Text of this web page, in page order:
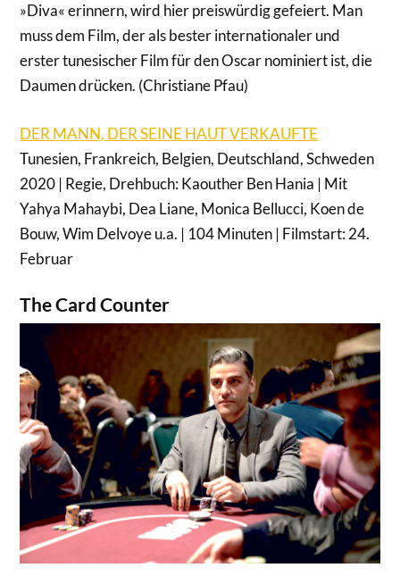
»Diva« erinnern, wird hier preiswürdig gefeiert. Man
muss dem Film, der als bester internationaler und
erster tunesischer Film für den Oscar nominiert ist, die
Daumen drücken. (Christiane Pfau)
DER MANN, DER SEINE HAUT VERKAUFTE
Tunesien, Frankreich, Belgien, Deutschland, Schweden
2020 | Regie, Drehbuch: Kaouther Ben Hania | Mit
Yahya Mahaybi, Dea Liane, Monica Bellucci, Koen de
Bouw, Wim Delvoye u.a. | 104 Minuten | Filmstart: 24.
Februar
The Card Counter